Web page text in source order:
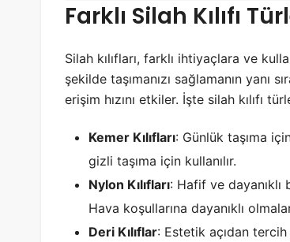
Farklı Silah Kılıfı
Silah kılıfları, farklı ihtiyaçlara ve
şekilde taşımanızı sağlamanın yanı
erişim hızını etkiler. İşte silah kılıfı
Kemer Kılıfları: Günlük taşıma
gizli taşıma için kullanılır.
Nylon Kılıfları: Hafif ve dayanıklı
Hava koşullarına dayanıklı
Deri Kılıflar: Estetik açıdan tercih